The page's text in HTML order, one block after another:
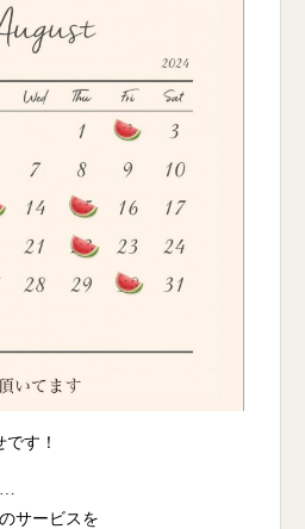
す！
サービスを